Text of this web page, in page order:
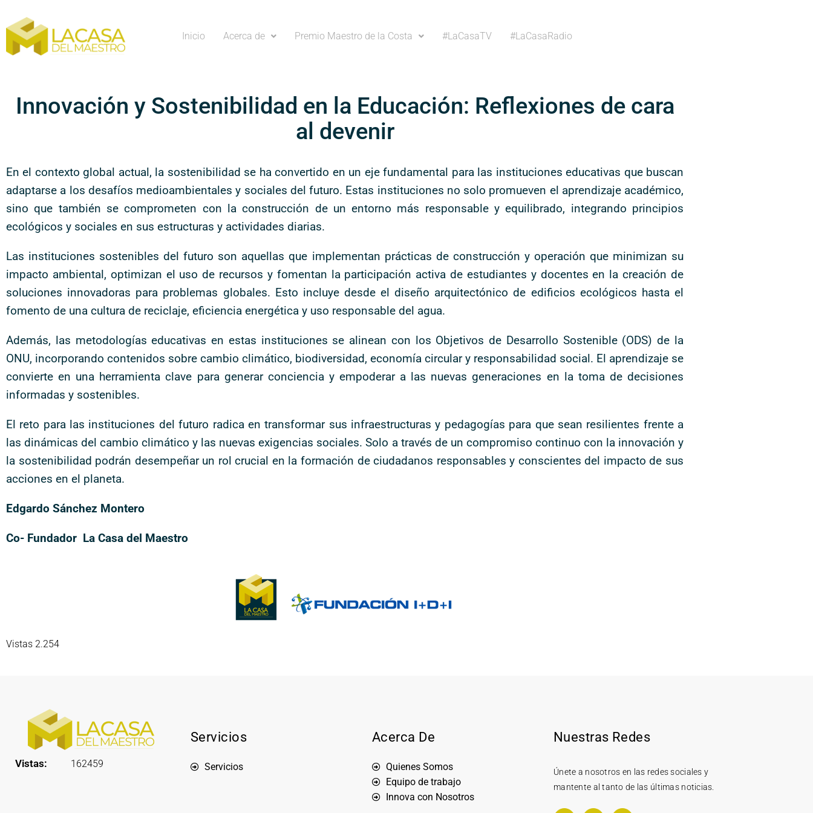
Inicio Acerca de Premio Maestro de la Costa #LaCasaTV #LaCasaRadio
Innovación y Sostenibilidad en la Educación: Reflexiones de cara
al devenir
En el contexto global actual, la sostenibilidad se ha convertido en un eje fundamental para las instituciones educativas que buscan
adaptarse a los desafíos medioambientales y sociales del futuro. Estas instituciones no solo promueven el aprendizaje académico,
sino que también se comprometen con la construcción de un entorno más responsable y equilibrado, integrando principios
ecológicos y sociales en sus estructuras y actividades diarias.
Las instituciones sostenibles del futuro son aquellas que implementan prácticas de construcción y operación que minimizan su
impacto ambiental, optimizan el uso de recursos y fomentan la participación activa de estudiantes y docentes en la creación de
soluciones innovadoras para problemas globales. Esto incluye desde el diseño arquitectónico de edificios ecológicos hasta el
fomento de una cultura de reciclaje, eficiencia energética y uso responsable del agua.
Además, las metodologías educativas en estas instituciones se alinean con los Objetivos de Desarrollo Sostenible (ODS) de la
ONU, incorporando contenidos sobre cambio climático, biodiversidad, economía circular y responsabilidad social. El aprendizaje se
convierte en una herramienta clave para generar conciencia y empoderar a las nuevas generaciones en la toma de decisiones
informadas y sostenibles.
El reto para las instituciones del futuro radica en transformar sus infraestructuras y pedagogías para que sean resilientes frente a
las dinámicas del cambio climático y las nuevas exigencias sociales. Solo a través de un compromiso continuo con la innovación y
la sostenibilidad podrán desempeñar un rol crucial en la formación de ciudadanos responsables y conscientes del impacto de sus
acciones en el planeta.
Edgardo Sánchez Montero
Co- Fundador La Casa del Maestro
Vistas 2.254
Vistas: 162459
Servicios
Servicios
Acerca De
Quienes Somos
Equipo de trabajo
Innova con Nosotros
Nuestras Redes
Únete a nosotros en las redes sociales y
mantente al tanto de las últimas noticias.